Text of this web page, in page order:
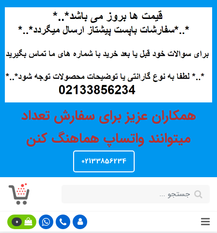
همکاران عزیز برای سفارش تعداد
میتوانند واتساپ هماهنگ کنن
02133856234
0